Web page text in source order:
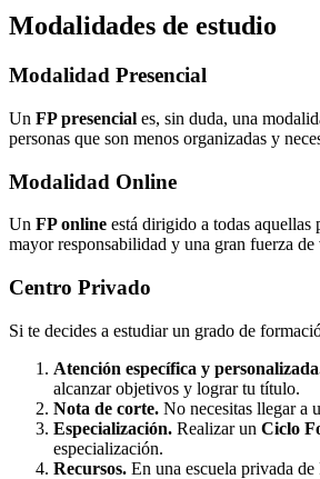
Modalidades de estudio
Modalidad Presencial
Un FP presencial es, sin duda, una
personas que son menos organizadas y
Modalidad Online
Un FP online está dirigido a todas
mayor responsabilidad y una gran fuerza
Centro Privado
Si te decides a estudiar un grado de
Atención específica y
alcanzar objetivos y lograr tu título.
Nota de corte. No necesitas llegar a
Especialización. Realizar un Ciclo
especialización.
Recursos. En una escuela privada